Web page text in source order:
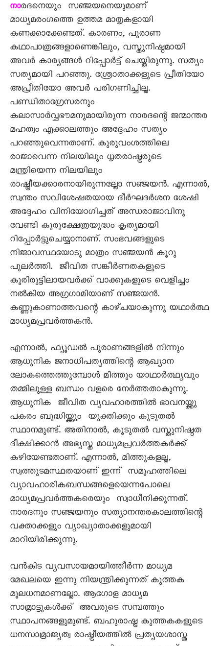
നാരദനെയും സഞ്ജയനെയുമാണ്
മാധ്യമരംഗത്തെ ഉത്തമ മാതൃകളായി
കണക്കാക്കേണ്ടത്. കാരണം, പുരാണ
കഥാപാത്രങ്ങളാണെങ്കിലും, വസ്തുനിഷ്ഠമായി
അവർ കാര്യങ്ങൾ റിപ്പോർട്ട് ചെയ്തിരുന്നു. സത്യം
സത്യമായി പറഞ്ഞു. ശ്രോതാക്കളുടെ പ്രീതിയോ
അപ്രീതിയോ അവർ പരിഗണിച്ചില്ല.
പണ്ഡിതാഗ്രേസരനും
കലാസാർവ്വഭൗമനുമായിരുന്ന നാരദന്റെ ജന്മാന്തര
മഹത്വം എക്കാലത്തും അദ്ദേഹം സത്യം
പറഞ്ഞുവെന്നതാണ്. കുരുവംശത്തിലെ
രാജാവെന്ന നിലയിലും ധൃതരാഷ്ട്രരുടെ
മന്ത്രിയെന്ന നിലയിലും
രാഷ്ട്രീയക്കാരനായിരുന്നല്ലോ സഞ്ജയൻ. എന്നാൽ,
സ്വന്തം സവിശേഷതയായ ദീർഘദർശന ശേഷി
അദ്ദേഹം വിനിയോഗിച്ചത് അന്ധരാജാവിനു
വേണ്ടി കുരുക്ഷേത്രയുദ്ധം കൃത്യമായി
റിപ്പോർട്ടുചെയ്യാനാണ്. സംഭവങ്ങളുടെ
നിജാവസ്ഥയോടു മാത്രം സഞ്ജയൻ കൂറു
പുലർത്തി. ജീവിത സങ്കീർണതകളുടെ
കൂരിരുട്ടിലായവർക്ക് വാക്കുകളുടെ വെളിച്ചം
നൽകിയ അഗ്രഗാമിയാണ് സഞ്ജയൻ.
കണ്ണുകാണാത്തവന്റെ കാഴ്ചയാകുന്നു യഥാർത്ഥ
മാധ്യമപ്രവർത്തകൻ.
എന്നാൽ, ഫ്യൂഡൽ പുരാണങ്ങളിൽ നിന്നും
ആധുനിക ജനാധിപത്യത്തിന്റെ ആഖ്യാന
ലോകത്തെത്തുമ്പോൾ മിത്തും യാഥാർത്ഥ്യവും
തമ്മിലുള്ള ബന്ധം വളരെ നേർത്തതാകുന്നു.
ആധുനിക ജീവിത വ്യവഹാരത്തിൽ ഭാവനയ്ക്കു
പകരം ബുദ്ധിയ്ക്കും യുക്തിക്കും കൂടുതൽ
സ്ഥാനമുണ്ട്. അതിനാൽ, കൂടുതൽ വസ്തുനിഷ്ഠത
ദീക്ഷിക്കാൻ അഭ്യസ്ത മാധ്യമപ്രവർത്തകർക്ക്
കഴിയേണ്ടതാണ്. എന്നാൽ, മിത്തുകളല്ല,
സ്വത്തുടമസ്ഥതയാണ് ഇന്ന് സമൂഹത്തിലെ
വ്യാവഹാരികബന്ധങ്ങളെയെന്നപോലെ
മാധ്യമപ്രവർത്തകരെയും സ്വാധീനിക്കുന്നത്.
നാരദനും സഞ്ജയനും സത്യാനന്തരകാലത്തിന്റെ
വക്താക്കളും വ്യാഖ്യാതാക്കളുമായി
മാറിയിരിക്കുന്നു.
വൻകിട വ്യവസായമായിത്തീർന്ന മാധ്യമ
മേഖലയെ ഇന്നു നിയന്ത്രിക്കുന്നത് കുത്തക
മൂലധനമാണല്ലോ. ആഗോള മാധ്യമ
സാമ്രാട്ടുകൾക്ക് അവരുടെ സമ്പത്തും
സ്ഥാപനങ്ങളുമുണ്ട്. ബഹുരാഷ്ട്ര കുത്തകകളുടെ
ധനസാമ്രാജ്യത്വ രാഷ്ട്രീയത്തിൽ പ്രത്യയശാസ്ത്ര